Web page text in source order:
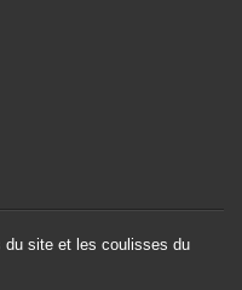
du site et les coulisses du